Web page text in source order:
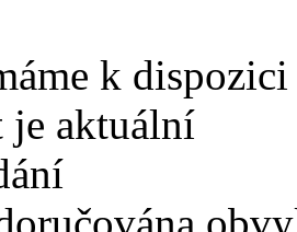
k
je aktuální